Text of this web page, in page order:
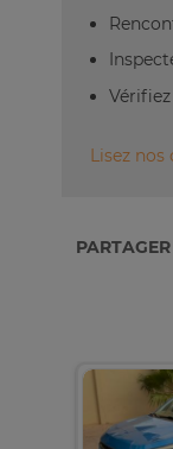
Lisez nos
PARTAGER